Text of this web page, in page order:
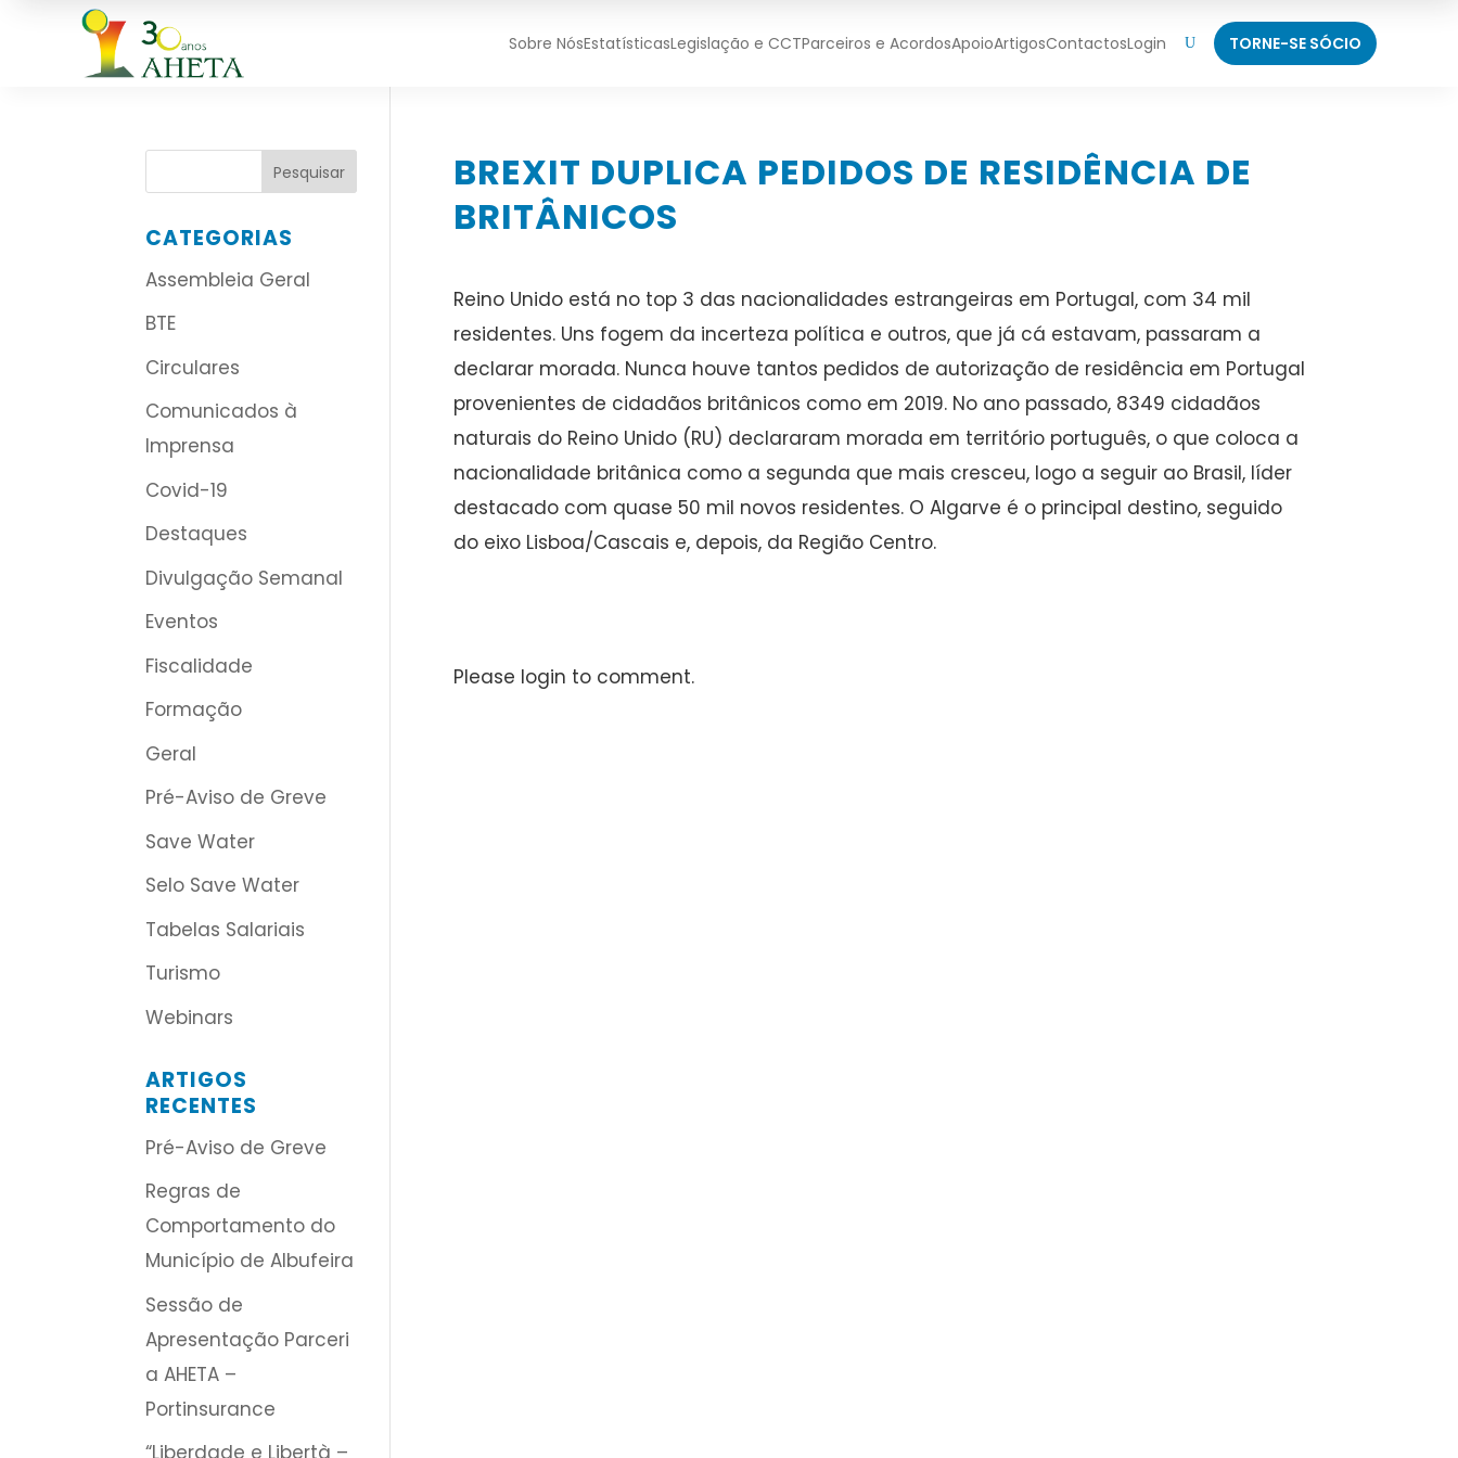
Sobre NósEstatísticasLegislação e CCTParceiros e AcordosApoioArtigosContactosLogin U TORNE-SE SÓCIO
BREXIT DUPLICA PEDIDOS DE RESIDÊNCIA DE
BRITÂNICOS
Reino Unido está no top 3 das nacionalidades estrangeiras em Portugal, com 34 mil
residentes. Uns fogem da incerteza política e outros, que já cá estavam, passaram a
declarar morada. Nunca houve tantos pedidos de autorização de residência em Portugal
provenientes de cidadãos britânicos como em 2019. No ano passado, 8349 cidadãos
naturais do Reino Unido (RU) declararam morada em território português, o que coloca a
nacionalidade britânica como a segunda que mais cresceu, logo a seguir ao Brasil, líder
destacado com quase 50 mil novos residentes. O Algarve é o principal destino, seguido
do eixo Lisboa/Cascais e, depois, da Região Centro.
Please login to comment.
CATEGORIAS
Assembleia Geral
BTE
Circulares
Comunicados à
Imprensa
Covid-19
Destaques
Divulgação Semanal
Eventos
Fiscalidade
Formação
Geral
Pré-Aviso de Greve
Save Water
Selo Save Water
Tabelas Salariais
Turismo
Webinars
ARTIGOS
RECENTES
Pré-Aviso de Greve
Regras de
Comportamento do
Município de Albufeira
Sessão de
Apresentação Parceri
a AHETA –
Portinsurance